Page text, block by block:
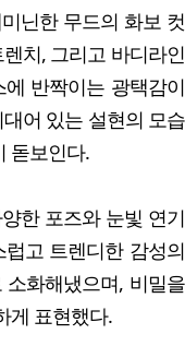
닌한 무드의 화보 컷
치, 그리고 바디라인
반짝이는 광택감이
어 있는 설현의 모습
돋보인다.
한 포즈와 눈빛 연기
고 트렌디한 감성의
화해냈으며, 비밀을
게 표현했다.